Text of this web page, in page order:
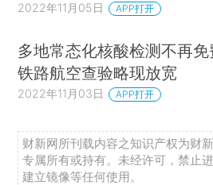
2022年11月05日 APP打开
多地常态化核酸检测不再免
铁路航空查验略现放宽
2022年11月03日 APP打开
财新网所刊载内容之知识产权为财
专属所有或持有。未经许可，禁止
建立镜像等任何使用。